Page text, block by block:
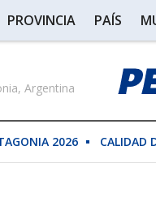
PROVINCIA PAÍS
Argentina
2026 CALIDAD